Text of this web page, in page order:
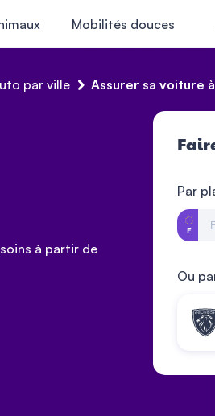
Mobilités douces
par ville Assurer sa voiture
à partir de
Par
Ou